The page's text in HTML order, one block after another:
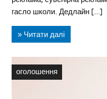
гасло школи. Дедлайн […]
» Читати далі
оголошення